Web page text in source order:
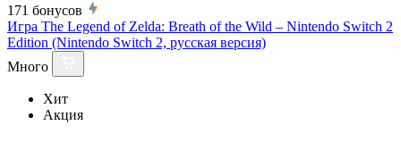
171 бонусов
Игра The Legend of Zelda: Breath of the Wild – Nintendo Switch 2
Edition (Nintendo Switch 2, русская версия)
Много
Хит
Акция